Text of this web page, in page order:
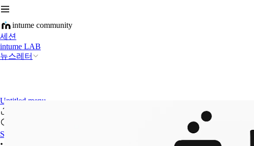
intume community
세션
intume LAB
뉴스레터
Untitled menu
Sign In